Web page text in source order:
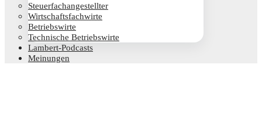
Steu­er­fach­an­ge­stell­ter
Wirt­schafts­fach­wir­te
Betriebs­wir­te
Tech­ni­sche Betriebswirte
Lam­­bert-Pod­­casts
Mei­nun­gen